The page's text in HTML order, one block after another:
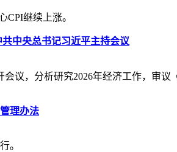
CPI继续上涨。
中央总书记习近平主持会议
会议，分析研究2026年经济工作，审议
理办法
。